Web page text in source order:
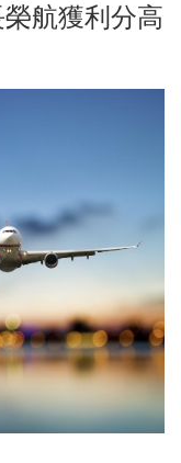
航獲利分高